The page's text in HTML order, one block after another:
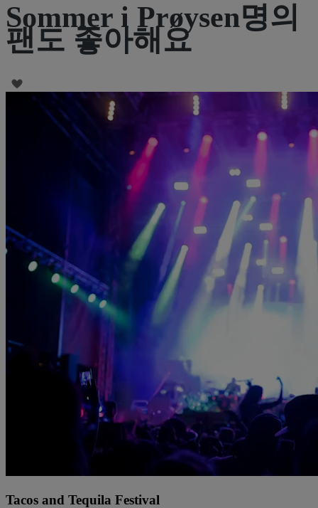
Sommer i Prøysen명의
팬도 좋아해요
Tacos and Tequila Festival